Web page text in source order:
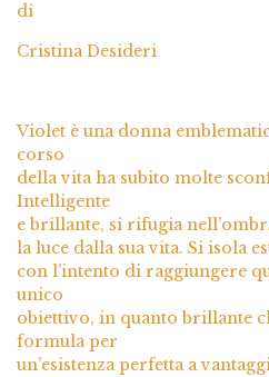
di
Cristina Desideri
Violet è una donna
corso
della vita ha subito molte
Intelligente
e brillante, si rifugia
la luce dalla sua vita. Si isola
con l’intento di raggiungere
unico
obiettivo, in quanto brillante
formula per
un’esistenza perfetta a